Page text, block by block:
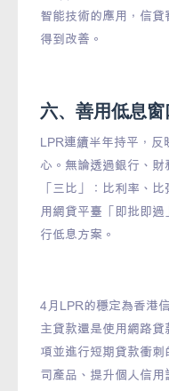
智能技術的應用，信
得到改善。
六、善用低息
LPR連續半年持平，反
心。無論透過銀行、
「三比」：比利率、
用網貸平臺「即批即
行低息方案。
4月LPR的穩定為香港
主貸款還是使用網路
項並進行短期貸款衝
司產品、提升個人信